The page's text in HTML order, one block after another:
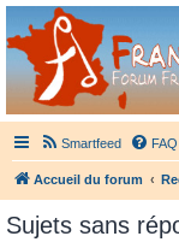
France
Didgeridoo et Guimbarde
Smartfeed FAQ
Accueil du forum
Sujets sans